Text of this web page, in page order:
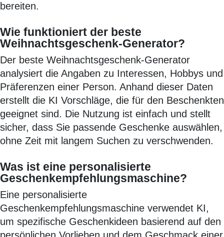
bereiten.
Wie funktioniert der beste
Weihnachtsgeschenk-Generator?
Der beste Weihnachtsgeschenk-Generator
analysiert die Angaben zu Interessen, Hobbys und
Präferenzen einer Person. Anhand dieser Daten
erstellt die KI Vorschläge, die für den Beschenkten
geeignet sind. Die Nutzung ist einfach und stellt
sicher, dass Sie passende Geschenke auswählen,
ohne Zeit mit langem Suchen zu verschwenden.
Was ist eine personalisierte
Geschenkempfehlungsmaschine?
Eine personalisierte
Geschenkempfehlungsmaschine verwendet KI,
um spezifische Geschenkideen basierend auf den